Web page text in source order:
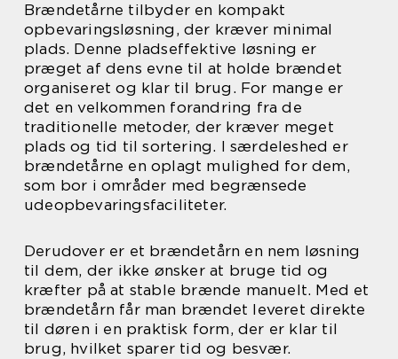
Brændetårne tilbyder en kompakt
opbevaringsløsning, der kræver minimal
plads. Denne pladseffektive løsning er
præget af dens evne til at holde brændet
organiseret og klar til brug. For mange er
det en velkommen forandring fra de
traditionelle metoder, der kræver meget
plads og tid til sortering. I særdeleshed er
brændetårne en oplagt mulighed for dem,
som bor i områder med begrænsede
udeopbevaringsfaciliteter.
Derudover er et brændetårn en nem løsning
til dem, der ikke ønsker at bruge tid og
kræfter på at stable brænde manuelt. Med et
brændetårn får man brændet leveret direkte
til døren i en praktisk form, der er klar til
brug, hvilket sparer tid og besvær.